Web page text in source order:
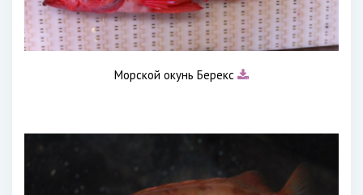
Морской окунь Берекс